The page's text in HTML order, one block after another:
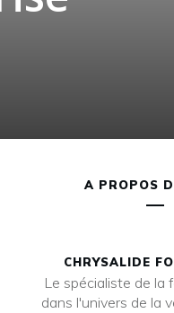
A PROPOS
CHRYSALIDE
Le spécialiste de la
dans l'univers de la